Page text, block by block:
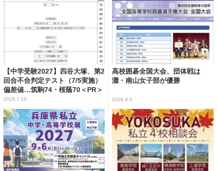
【中学受験2027】四谷大塚、第2
回合不合判定テスト（7/5実施）
偏差値…筑駒74・桜蔭70＜PR＞
2026.7.10
高校囲碁全国大会、団体戦は
灘・南山女子部が優勝
2026.8.5